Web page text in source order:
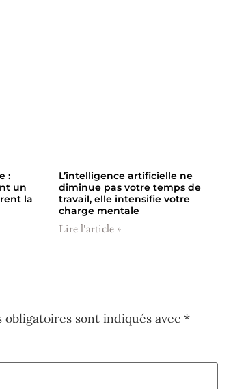
:
un
la
L’intelligence artificielle ne
diminue pas votre temps de
travail, elle intensifie votre
charge mentale
Lire l'article »
obligatoires sont indiqués avec *